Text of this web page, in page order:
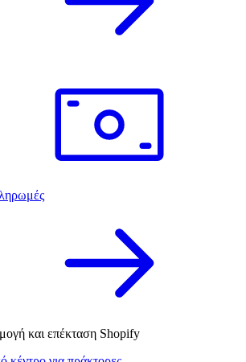
και επέκταση Shopify